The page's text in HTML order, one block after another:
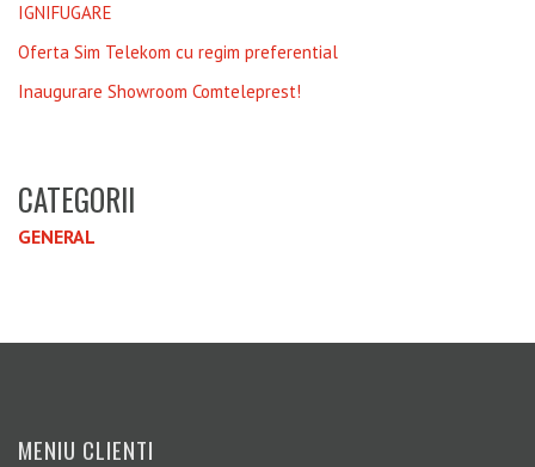
IGNIFUGARE
Oferta Sim Telekom cu regim preferential
Inaugurare Showroom Comteleprest!
CATEGORII
GENERAL
MENIU CLIENTI